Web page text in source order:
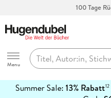
100 Tage
Hugendubel
Menu
Summer Sale: 13% Rabatt12